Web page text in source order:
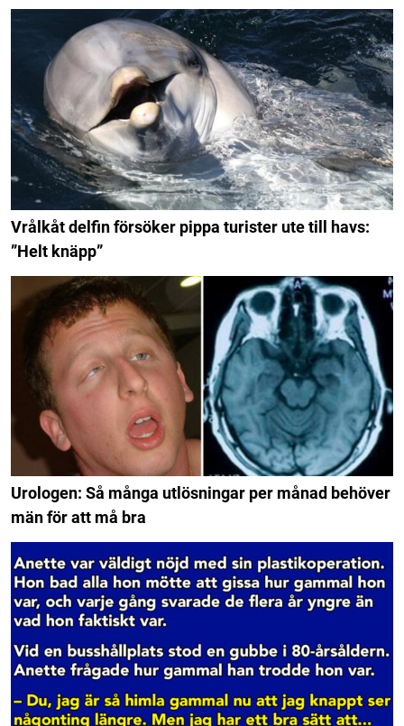
Vrålkåt delfin försöker pippa turister ute till havs:
”Helt knäpp”
Urologen: Så många utlösningar per månad behöver
män för att må bra